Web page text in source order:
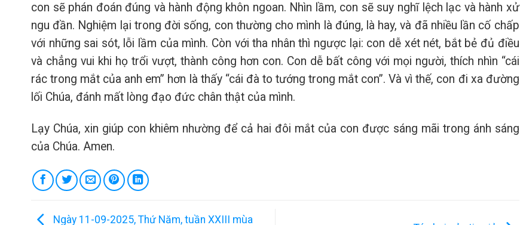
con sẽ phán đoán đúng và hành động khôn ngoan. Nhìn lầm, con sẽ suy nghĩ lệch lạc và hành xử
ngu đần. Nghiệm lại trong đời sống, con thường cho mình là đúng, là hay, và đã nhiều lần cố chấp
với những sai sót, lỗi lầm của mình. Còn với tha nhân thì ngược lại: con dễ xét nét, bắt bẻ đủ điều
và chẳng vui khi họ trổi vượt, thành công hơn con. Con dễ bất công với mọi người, thích nhìn “cái
rác trong mắt của anh em” hơn là thấy “cái đà to tướng trong mắt con”. Và vì thế, con đi xa đường
lối Chúa, đánh mất lòng đạo đức chân thật của mình.
Lạy Chúa, xin giúp con khiêm nhường để cả hai đôi mắt của con được sáng mãi trong ánh sáng
của Chúa. Amen.
Ngày 11-09-2025, Thứ Năm, tuần XXIII mùa